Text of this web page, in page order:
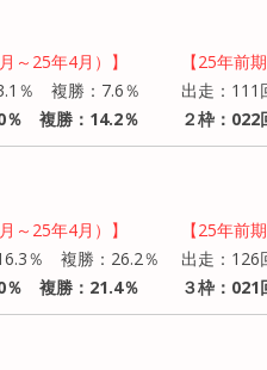
～25年4月）】
％ 複勝：7.6％
％ 複勝：14.2％
【25年前
出走：
２枠：
～25年4月）】
％ 複勝：26.2％
％ 複勝：21.4％
【25年前
出走：
３枠：